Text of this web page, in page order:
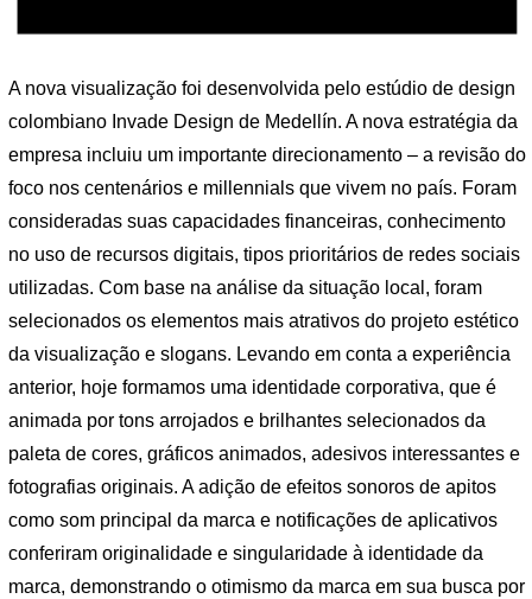
A nova visualização foi desenvolvida pelo estúdio de design
colombiano Invade Design de Medellín. A nova estratégia da
empresa incluiu um importante direcionamento – a revisão do
foco nos centenários e millennials que vivem no país. Foram
consideradas suas capacidades financeiras, conhecimento
no uso de recursos digitais, tipos prioritários de redes sociais
utilizadas. Com base na análise da situação local, foram
selecionados os elementos mais atrativos do projeto estético
da visualização e slogans. Levando em conta a experiência
anterior, hoje formamos uma identidade corporativa, que é
animada por tons arrojados e brilhantes selecionados da
paleta de cores, gráficos animados, adesivos interessantes e
fotografias originais. A adição de efeitos sonoros de apitos
como som principal da marca e notificações de aplicativos
conferiram originalidade e singularidade à identidade da
marca, demonstrando o otimismo da marca em sua busca por